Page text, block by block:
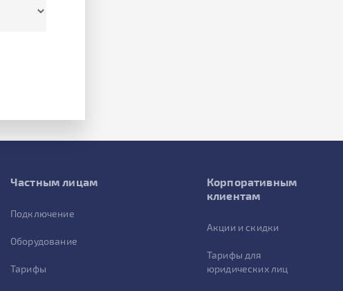
Частным лицам
Подключение
Оборудование
Тарифы
Корпоративным
клиентам
Акции и скидки
Тарифы для
юридических лиц